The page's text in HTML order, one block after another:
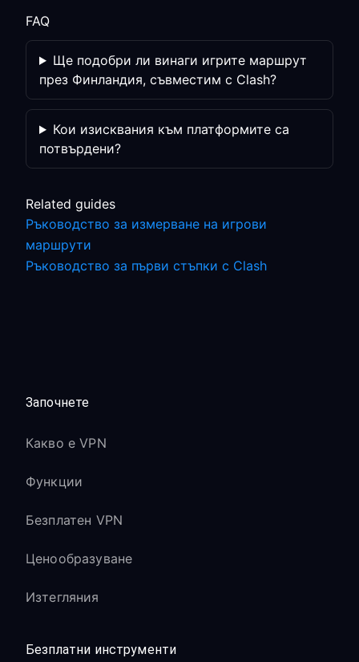
FAQ
Ще подобри ли винаги игрите маршрут
през Финландия, съвместим с Clash?
Кои изисквания към платформите са
потвърдени?
Related guides
Ръководство за измерване на игрови
маршрути
Ръководство за първи стъпки с Clash
Започнете
Какво е VPN
Функции
Безплатен VPN
Ценообразуване
Изтегляния
Безплатни инструменти